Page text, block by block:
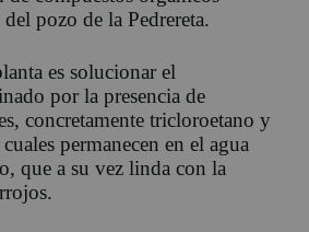
pozo de la Pedrereta.
es solucionar el
por la presencia de
concretamente tricloroetano y
permanecen en el agua
que a su vez linda con la